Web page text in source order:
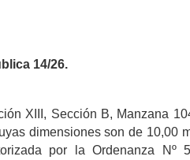
14/26.
XIII, Sección B, Manzana
dimensiones son de 10,00
por la Ordenanza Nº